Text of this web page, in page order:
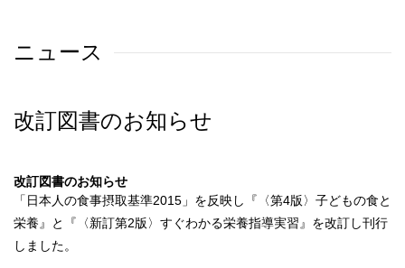
ニュース
改訂図書のお知らせ
改訂図書のお知らせ
「日本人の食事摂取基準2015」を反映し『 〈第4版〉子どもの食と
栄養』と『 〈新訂第2版〉すぐわかる栄養指導実習』を改訂し刊行
しました。